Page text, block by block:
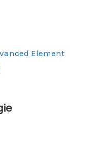
Element